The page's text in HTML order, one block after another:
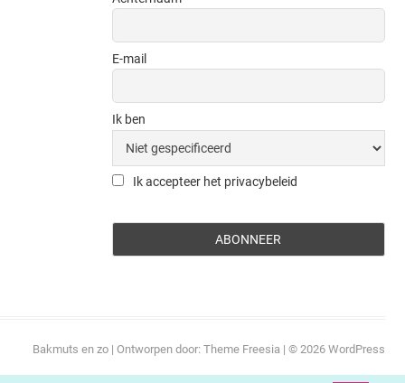
E-mail
Ik ben
Ik accepteer het privacybeleid
Bakmuts en zo | Ontworpen door: Theme Freesia | © 2026 WordPress